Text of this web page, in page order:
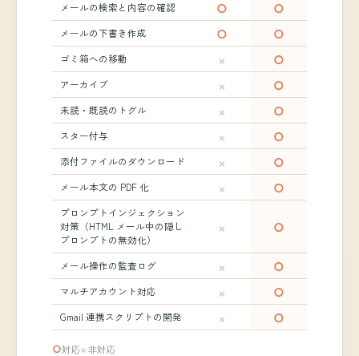
メールの検索と内容の確認 ○ ○
メールの下書き作成 ○ ○
ゴミ箱への移動 × ○
アーカイブ × ○
未読・既読のトグル × ○
スター付与 × ○
添付ファイルのダウンロード × ○
メール本文の PDF 化 × ○
プロンプトインジェクション
対策（HTML メール中の隠し
プロンプトの無効化）
× ○
メール操作の監査ログ × ○
マルチアカウント対応 × ○
Gmail 連携スクリプトの開発 × ○
○対応× 非対応